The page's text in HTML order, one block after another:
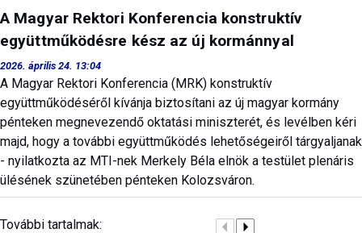
A Magyar Rektori Konferencia konstruktív
együttműködésre kész az új kormánnyal
2026. április 24. 13:04
A Magyar Rektori Konferencia (MRK) konstruktív
együttműködéséről kívánja biztosítani az új magyar kormány
pénteken megnevezendő oktatási miniszterét, és levélben kéri
majd, hogy a további együttműködés lehetőségeiről tárgyaljanak
- nyilatkozta az MTI-nek Merkely Béla elnök a testület plenáris
ülésének szünetében pénteken Kolozsváron.
További tartalmak: